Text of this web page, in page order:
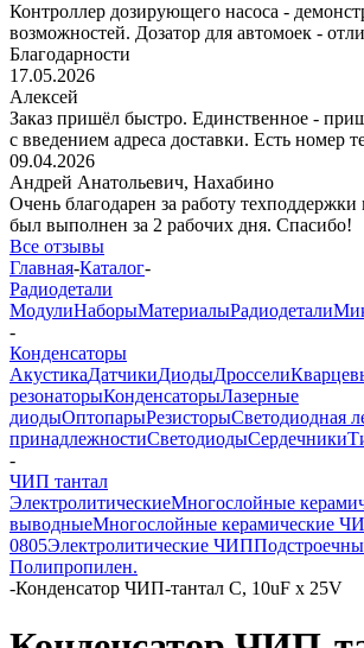
Контроллер дозирующего насоса -
возможностей. Дозатор для автомоек -
Благодарности
17.05.2026
Алексей
Заказ пришёл быстро. Единственное -
с введением адреса доставки. Есть номер
09.04.2026
Андрей Анатольевич, Нахабино
Очень благодарен за работу техподдержки
был выполнен за 2 рабочих дня. Спасибо!
Все отзывы
Главная-Каталог-
Радиодетали
МодулиНаборыМатериалыРадиодетали
-
Конденсаторы
АкустикаДатчикиДиодыДроссели
резонаторыКонденсаторыЛазерные
диодыОптопарыРезисторыСветодиодная
принадлежностиСветодиодыСердечники
-
ЧИП тантал
ЭлектролитическиеМногослойные
выводныеМногослойные керамические
0805Электролитические ЧИП
Полипропилен.
-Конденсатор ЧИП-тантал C, 10uF х 25V